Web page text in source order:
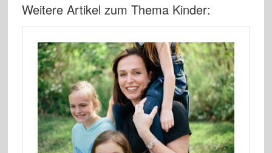
Weitere Artikel zum Thema Kinder: